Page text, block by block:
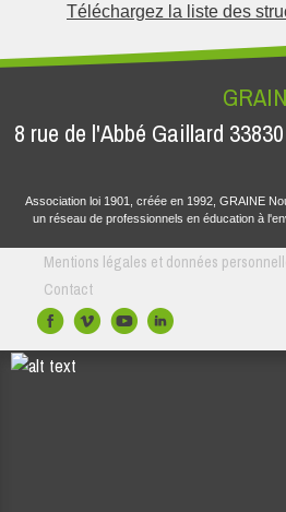
Téléchargez la liste des
8 rue de l'Abbé Gaillard
Association loi 1901, créée en 1992, GRAINE
un réseau de professionnels en éducation à
Mentions légales et données
Contact